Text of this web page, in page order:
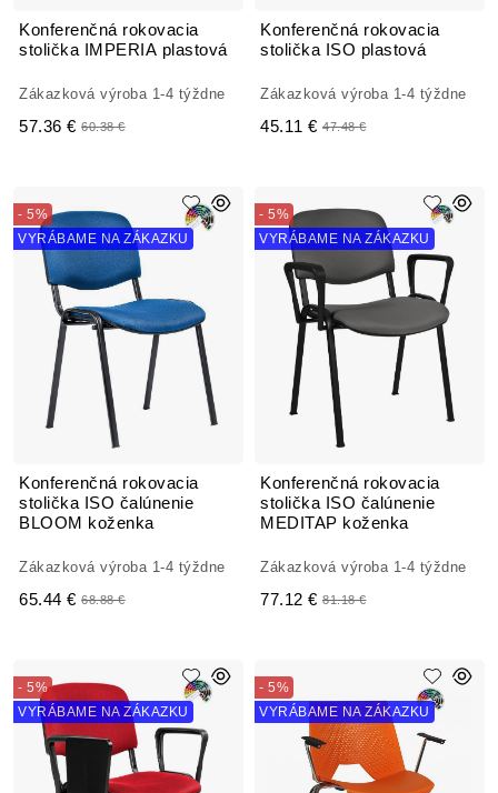
Konferenčná rokovacia
stolička IMPERIA plastová
Zákazková výroba 1-4 týždne
57.36 € 60.38 €
Konferenčná rokovacia
stolička ISO plastová
Zákazková výroba 1-4 týždne
45.11 € 47.48 €
Konferenčná rokovacia
stolička ISO čalúnenie
BLOOM koženka
- 5%
VYRÁBAME NA ZÁKAZKU
Zákazková výroba 1-4 týždne
65.44 € 68.88 €
Konferenčná rokovacia
stolička ISO čalúnenie
MEDITAP koženka
- 5%
VYRÁBAME NA ZÁKAZKU
Zákazková výroba 1-4 týždne
77.12 € 81.18 €
- 5%
VYRÁBAME NA ZÁKAZKU
- 5%
VYRÁBAME NA ZÁKAZKU